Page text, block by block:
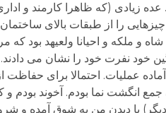
زیادی (که ظاهرا کارمند و
چیزهایی را از طبقات بالای
و ملکه و احیانا ولعیهد بود که
خود نفرت خود را نشان می دادند.
عملیات. احتمالا برای حفاظت از
انگشت نما بودم. آخوند بودم
با دیدن من به شوق آمده و